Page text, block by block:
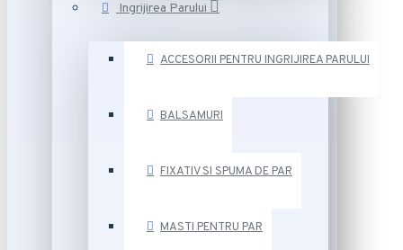
Ingrijirea Parului
ACCESORII PENTRU INGRIJIREA PARULUI
BALSAMURI
FIXATIV SI SPUMA DE PAR
MASTI PENTRU PAR